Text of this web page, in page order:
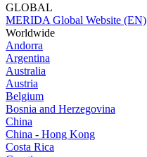
GLOBAL
MERIDA Global Website (EN)
Worldwide
Andorra
Argentina
Australia
Austria
Belgium
Bosnia and Herzegovina
China
China - Hong Kong
Costa Rica